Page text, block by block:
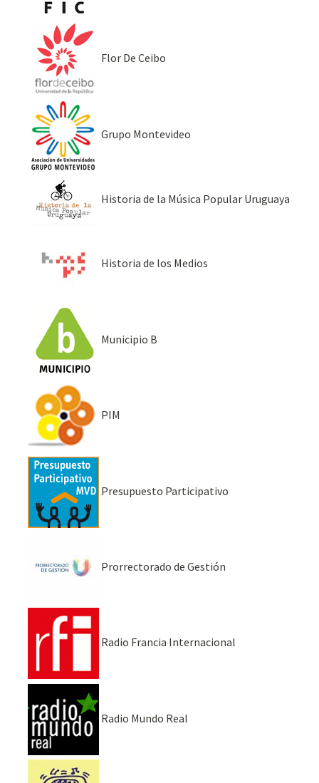
Flor De Ceibo
Grupo Montevideo
Historia de la Música Popular Uruguaya
Historia de los Medios
Municipio B
PIM
Presupuesto Participativo
Prorrectorado de Gestión
Radio Francia Internacional
Radio Mundo Real